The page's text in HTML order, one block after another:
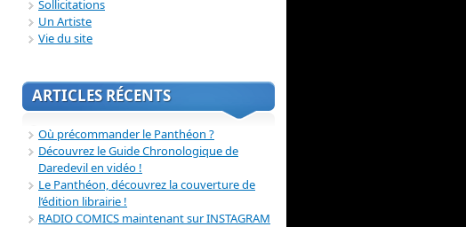
Sollicitations
Un Artiste
Vie du site
ARTICLES RÉCENTS
Où précommander le Panthéon ?
Découvrez le Guide Chronologique de
Daredevil en vidéo !
Le Panthéon, découvrez la couverture de
l’édition librairie !
RADIO COMICS maintenant sur INSTAGRAM